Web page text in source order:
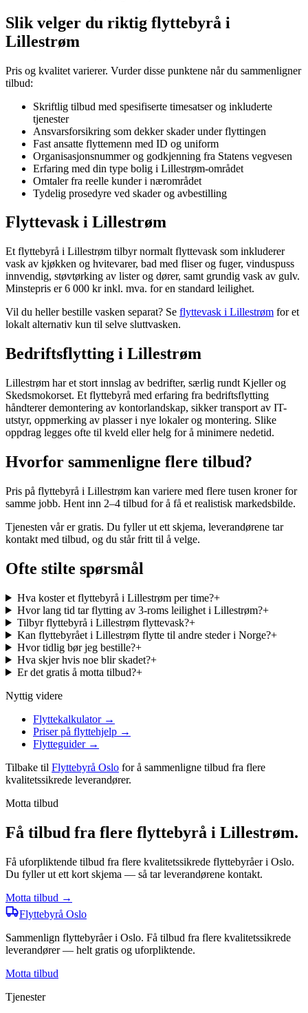
Slik velger du riktig flyttebyrå i
Lillestrøm
Pris og kvalitet varierer. Vurder disse punktene når du sammenligner
tilbud:
Skriftlig tilbud med spesifiserte timesatser og inkluderte
tjenester
Ansvarsforsikring som dekker skader under flyttingen
Fast ansatte flyttemenn med ID og uniform
Organisasjonsnummer og godkjenning fra Statens vegvesen
Erfaring med din type bolig i Lillestrøm-området
Omtaler fra reelle kunder i nærområdet
Tydelig prosedyre ved skader og avbestilling
Flyttevask i Lillestrøm
Et flyttebyrå i Lillestrøm tilbyr normalt flyttevask som inkluderer
vask av kjøkken og hvitevarer, bad med fliser og fuger, vinduspuss
innvendig, støvtørking av lister og dører, samt grundig vask av gulv.
Minstepris er 6 000 kr inkl. mva. for en standard leilighet.
Vil du heller bestille vasken separat? Se flyttevask i Lillestrøm for et
lokalt alternativ kun til selve sluttvasken.
Bedriftsflytting i Lillestrøm
Lillestrøm har et stort innslag av bedrifter, særlig rundt Kjeller og
Skedsmokorset. Et flyttebyrå med erfaring fra bedriftsflytting
håndterer demontering av kontorlandskap, sikker transport av IT-
utstyr, oppmerking av plasser i nye lokaler og montering. Slike
oppdrag legges ofte til kveld eller helg for å minimere nedetid.
Hvorfor sammenligne flere tilbud?
Pris på flyttebyrå i Lillestrøm kan variere med flere tusen kroner for
samme jobb. Hent inn 2–4 tilbud for å få et realistisk markedsbilde.
Tjenesten vår er gratis. Du fyller ut ett skjema, leverandørene tar
kontakt med tilbud, og du står fritt til å velge.
Ofte stilte spørsmål
Hva koster et flyttebyrå i Lillestrøm per time?+
Hvor lang tid tar flytting av 3-roms leilighet i Lillestrøm?+
Tilbyr flyttebyrå i Lillestrøm flyttevask?+
Kan flyttebyrået i Lillestrøm flytte til andre steder i Norge?+
Hvor tidlig bør jeg bestille?+
Hva skjer hvis noe blir skadet?+
Er det gratis å motta tilbud?+
Nyttig videre
Flyttekalkulator→
Priser på flyttehjelp →
Flytteguider→
Tilbake til Flyttebyrå Oslo for å sammenligne tilbud fra flere
kvalitetssikrede leverandører.
Motta tilbud
Få tilbud fra flere flyttebyrå i Lillestrøm.
Få uforpliktende tilbud fra flere kvalitetssikrede flyttebyråer i Oslo.
Du fyller ut ett kort skjema — så tar leverandørene kontakt.
Motta tilbud →
Flyttebyrå Oslo
Sammenlign flyttebyråer i Oslo. Få tilbud fra flere kvalitetssikrede
leverandører — helt gratis og uforpliktende.
Motta tilbud
Tjenester